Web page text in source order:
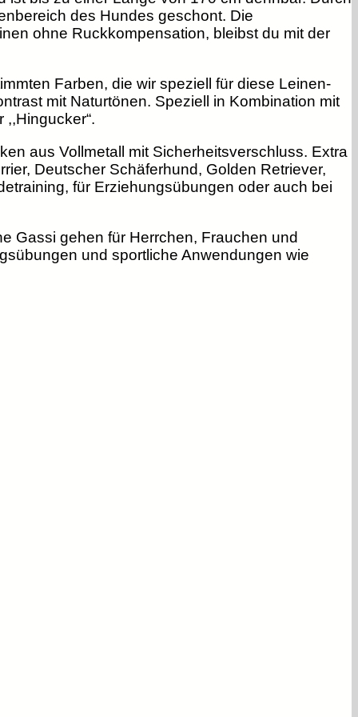
des Hundes geschont. Die
ohne Ruckkompensation, bleibst du mit der
Farben, die wir speziell für diese Leinen-
mit Naturtönen. Speziell in Kombination mit
aus Vollmetall mit Sicherheitsverschluss. Extra
Deutscher Schäferhund, Golden Retriever,
für Erziehungsübungen oder auch bei
Gassi gehen für Herrchen, Frauchen und
und sportliche Anwendungen wie